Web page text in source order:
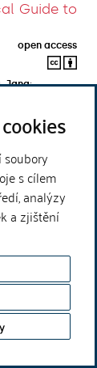
s cílem
analýzy
a zjištění
Guide to
open access
Jana;
that are used
encounter
most common
by